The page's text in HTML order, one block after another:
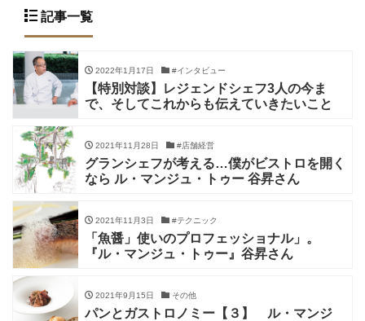
記事一覧
2022年1月17日 #インタビュー
【特別対談】レジェンドシェフ3人の今ま
で、そしてこれからも伝えていきたいこと
2021年11月28日 #店舗経営
グランシェフが考える…僕がビストロを開く
なら ル・マンジュ・トゥー 谷昇さん
2021年11月3日 #テクニック
「魚醤」使いのプロフェッショナル」。
『ル・マンジュ・トゥー』谷昇さん
2021年9月15日 その他
パンとガストロノミー【３】 ル・マンジ